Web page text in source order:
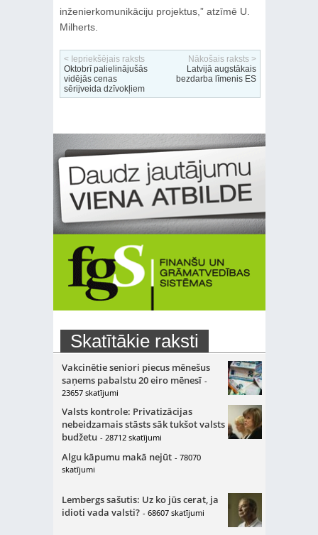
inženierkomunikāciju projektus,” atzīmē U.
Milherts.
< Iepriekšējais raksts
Oktobrī palielinājušās
vidējās cenas
sērijveida dzīvokļiem
Nākošais raksts >
Latvijā augstākais
bezdarba līmenis ES
Skatītākie raksti
Vakcinētie seniori piecus mēnešus
saņems pabalstu 20 eiro mēnesī -
23657 skatījumi
Valsts kontrole: Privatizācijas
nebeidzamais stāsts sāk tukšot valsts
budžetu - 28712 skatījumi
Algu kāpumu makā nejūt - 78070
skatījumi
Lembergs sašutis: Uz ko jūs cerat, ja
idioti vada valsti? - 68607 skatījumi